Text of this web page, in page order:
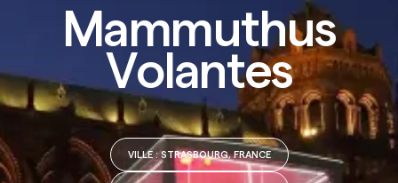
Mammuthus
Volantes
VILLE: STRASBOURG, FRANCE